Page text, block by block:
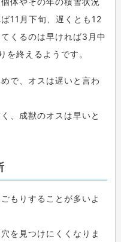
11月下旬、遅くとも12
くるのは早ければ3月中
を終えるようです。
で、オスは遅いと言わ
、成獣のオスは早いと
もりすることが多いよ
を見つけにくくなりま